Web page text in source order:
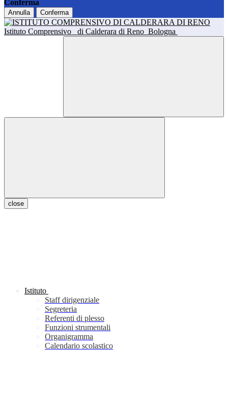
Conferma
Annulla Conferma
Istituto Comprensivo di Calderara di Reno Bologna
close
Istituto
Staff dirigenziale
Segreteria
Referenti di plesso
Funzioni strumentali
Organigramma
Calendario scolastico